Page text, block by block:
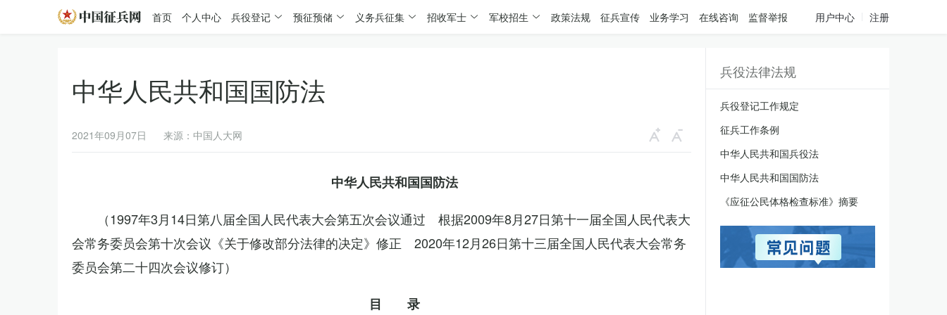
首页 个人中心 兵役登记 预征预储 义务兵征集 招收军士 军校招生 政策法规 征兵宣传 业务学习 在线咨询 监督举报 用户中心 注册
中华人民共和国国防法
2021年09月07日 来源：中国人大网
中华人民共和国国防法
（1997年3月14日第八届全国人民代表大会第五次会议通过 根据2009年8月27日第十一届全国人民代表大
会常务委员会第十次会议《关于修改部分法律的决定》修正 2020年12月26日第十三届全国人民代表大会常务
委员会第二十四次会议修订）
目 录
兵役法律法规
兵役登记工作规定
征兵工作条例
中华人民共和国兵役法
中华人民共和国国防法
《应征公民体格检查标准》摘要